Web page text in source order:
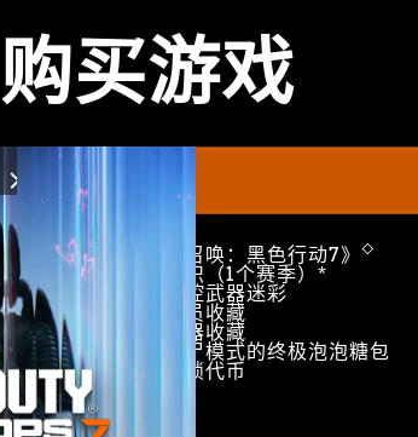
购买游戏
​《使命召唤：黑色行动7》 ◇
黑色组织（1个赛季）*
公会超控武器迷彩
特遣队员收藏
大师武器收藏
用于丧尸模式的终极泡泡糖包
永久解锁代币
选择版本: